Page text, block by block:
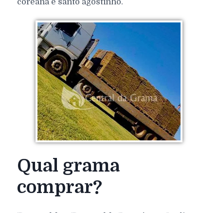
Qual grama
comprar?